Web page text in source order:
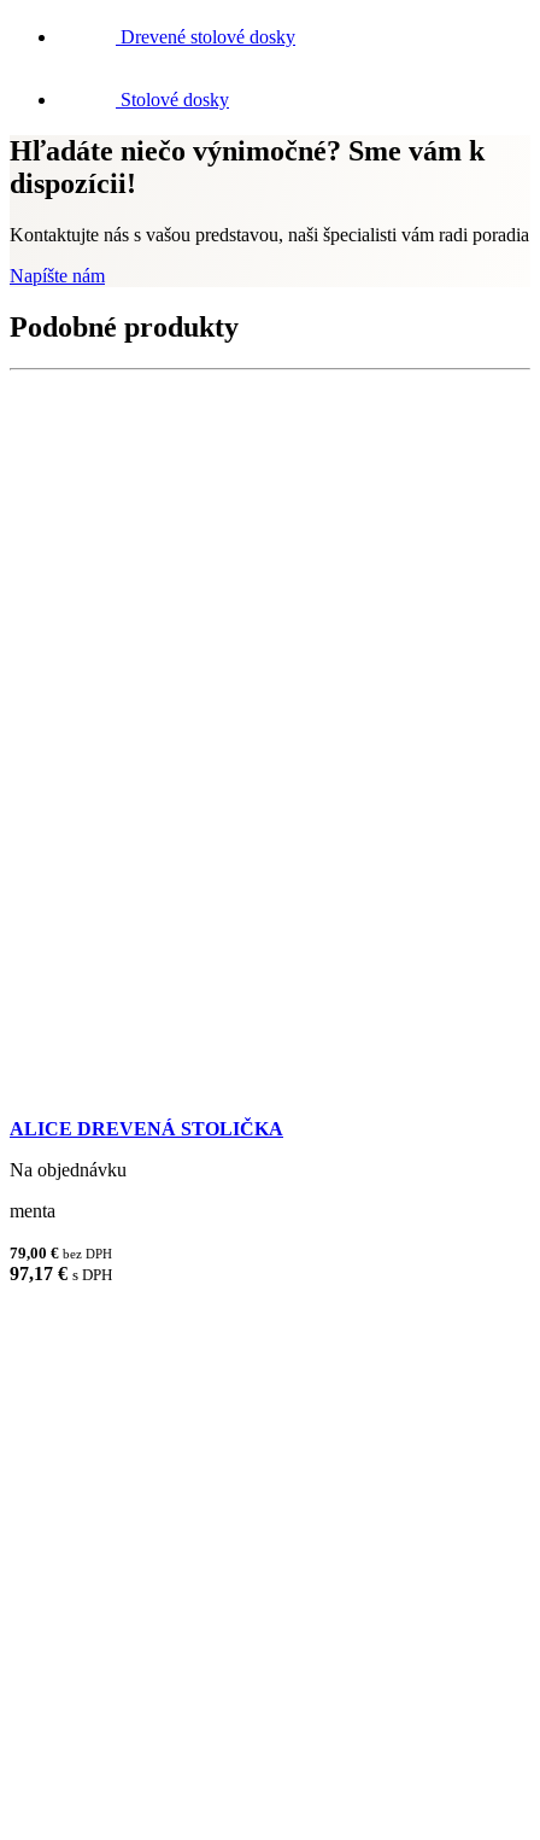
Drevené stolové dosky
Stolové dosky
Hľadáte niečo výnimočné? Sme vám k
dispozícii!
Kontaktujte nás s vašou predstavou, naši špecialisti vám radi poradia
Napíšte nám
Podobné produkty
ALICE DREVENÁ STOLIČKA
Na objednávku
menta
79,00 € bez DPH
97,17 € s DPH